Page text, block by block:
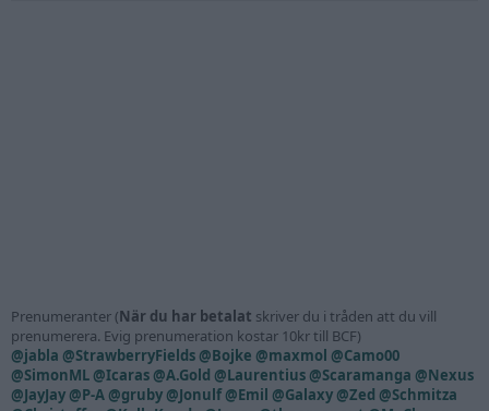
Prenumeranter (När du har betalat skriver du i tråden att du vill
prenumerera. Evig prenumeration kostar 10kr till BCF)
@jabla @StrawberryFields @Bojke @maxmol @Camo00
@SimonML @Icaras @A.Gold @Laurentius @Scaramanga @Nexus
@JayJay @P-A @gruby @Jonulf @Emil @Galaxy @Zed @Schmitza